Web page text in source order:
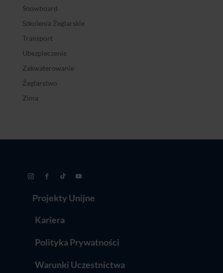
Snowboard
Szkolenia Żeglarskie
Transport
Ubezpieczenie
Zakwaterowanie
Żeglarstwo
Zima
Projekty Unijne
Kariera
Polityka Prywatności
Warunki Uczestnictwa